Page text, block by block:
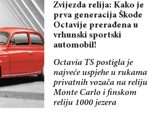
Zvijezda relija: Kako je
prva generacija Škode
Octavije prerađena u
vrhunski sportski
automobil!
Octavia TS postigla je
najveće uspjehe u rukama
privatnih vozača na reliju
Monte Carlo i finskom
reliju 1000 jezera